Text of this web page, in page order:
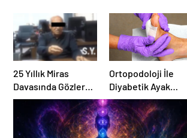
25 Yıllık Miras
Davasında Gözler
Temmuz Ayındaki
Karar Duruşmasına
Çevrildi
Ortopodoloji İle
Diyabetik Ayak
Yarası Tedavisi